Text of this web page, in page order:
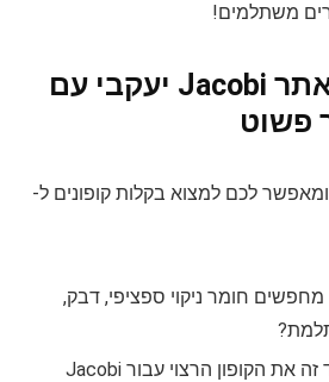
משתלמים!
קנייה חכמה באתר Jacobi יעקבי עם
פשוט
לכם למצוא בקלות קופונים ל-
חומר ניקוי ספציפי, דבק,
בחרו קופון: מצאו בעמוד זה את הקופון הרצוי עבור Jacobi